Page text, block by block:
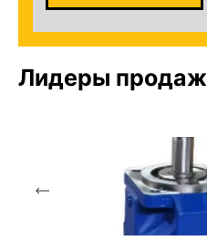
Лидеры продаж